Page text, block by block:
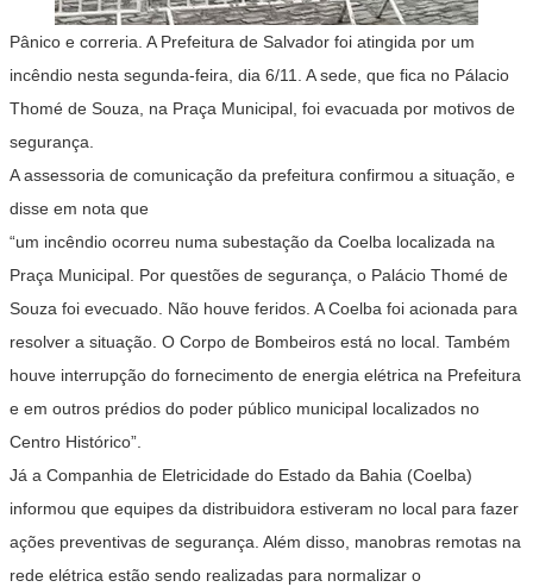
Pânico e correria. A Prefeitura de Salvador foi atingida por um
incêndio nesta segunda-feira, dia 6/11. A sede, que fica no Pálacio
Thomé de Souza, na Praça Municipal, foi evacuada por motivos de
segurança.
A assessoria de comunicação da prefeitura confirmou a situação, e
disse em nota que
“um incêndio ocorreu numa subestação da Coelba localizada na
Praça Municipal. Por questões de segurança, o Palácio Thomé de
Souza foi evecuado. Não houve feridos. A Coelba foi acionada para
resolver a situação. O Corpo de Bombeiros está no local. Também
houve interrupção do fornecimento de energia elétrica na Prefeitura
e em outros prédios do poder público municipal localizados no
Centro Histórico”.
Já a Companhia de Eletricidade do Estado da Bahia (Coelba)
informou que equipes da distribuidora estiveram no local para fazer
ações preventivas de segurança. Além disso, manobras remotas na
rede elétrica estão sendo realizadas para normalizar o